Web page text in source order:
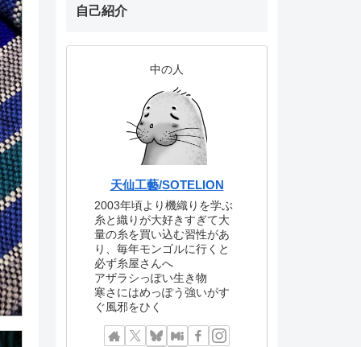
自己紹介
中の人
天仙工藝/SOTELION
2003年頃より機織りを学ぶ
糸と織りが大好きすぎて大
量の糸を買い込む習性があ
り、毎年モンゴルに行くと
必ず糸屋さんへ
アザラシっぽい生き物
寒さにはめっぽう強いがす
ぐ風邪をひく